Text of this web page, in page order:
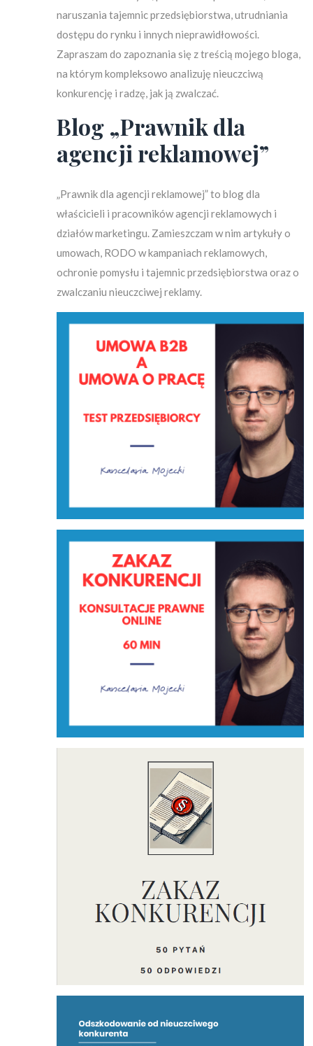
naruszania tajemnic przedsiębiorstwa, utrudniania
dostępu do rynku i innych nieprawidłowości.
Zapraszam do zapoznania się z treścią mojego bloga,
na którym kompleksowo analizuję nieuczciwą
konkurencję i radzę, jak ją zwalczać.
Blog „Prawnik dla
agencji reklamowej”
„Prawnik dla agencji reklamowej” to blog dla
właścicieli i pracowników agencji reklamowych i
działów marketingu. Zamieszczam w nim artykuły o
umowach, RODO w kampaniach reklamowych,
ochronie pomysłu i tajemnic przedsiębiorstwa oraz o
zwalczaniu nieuczciwej reklamy.